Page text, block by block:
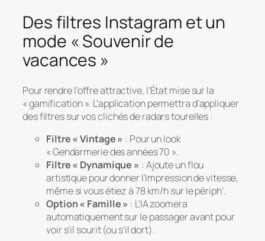
Des filtres Instagram et un
mode « Souvenir de
vacances »
Pour rendre l’offre attractive, l’État mise sur la
« gamification ». L’application permettra d’appliquer
des filtres sur vos clichés de radars tourelles :
Filtre « Vintage » : Pour un look
« Gendarmerie des années 70 ».
Filtre « Dynamique » : Ajoute un flou
artistique pour donner l’impression de vitesse,
même si vous étiez à 78 km/h sur le périph’.
Option « Famille » : L’IA zoomera
automatiquement sur le passager avant pour
voir s’il sourit (ou s’il dort).